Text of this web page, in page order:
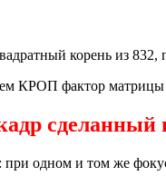
корень из
КРОП фактор матрицы
при одном и том же